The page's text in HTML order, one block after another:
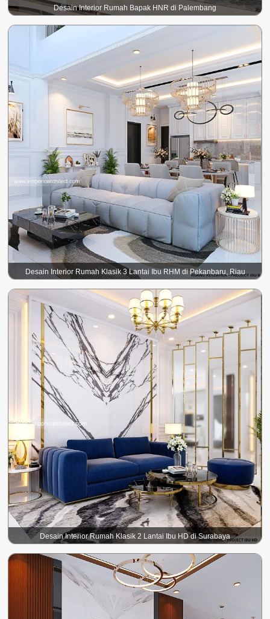
Desain Interior Rumah Bapak HNR di Palembang
Desain Interior Rumah Klasik 3 Lantai Ibu RHM di Pekanbaru, Riau
Desain Interior Rumah Klasik 2 Lantai Ibu HD di Surabaya